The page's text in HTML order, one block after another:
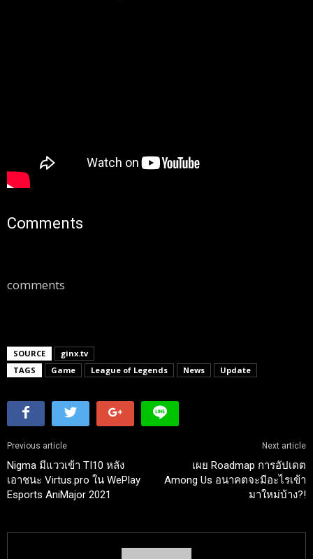
Comments
comments
SOURCE
ginx.tv
TAGS
Game League of Legends News Update
Previous article
Nigma มีแววเข้า TI10 หลัง
เอาชนะ Virtus.pro ใน WePlay
Esports AniMajor 2021
Next article
เผย Roadmap การอัปเดต
Among Us อนาคตจะมีอะไรเข้า
มาใหม่บ้าง?!